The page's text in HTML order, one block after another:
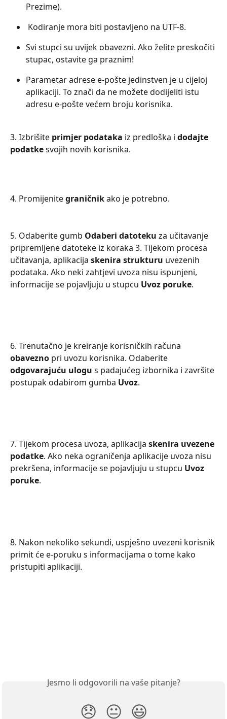
Prezime).
Kodiranje mora biti postavljeno na UTF-8.
Svi stupci su uvijek obavezni. Ako želite preskočiti
stupac, ostavite ga praznim!
Parametar adrese e-pošte jedinstven je u cijeloj
aplikaciji. To znači da ne možete dodijeliti istu
adresu e-pošte većem broju korisnika.
3. Izbrišite primjer podataka iz predloška i dodajte
podatke svojih novih korisnika.
4. Promijenite graničnik ako je potrebno.
5. Odaberite gumb Odaberi datoteku za učitavanje
pripremljene datoteke iz koraka 3. Tijekom procesa
učitavanja, aplikacija skenira strukturu uvezenih
podataka. Ako neki zahtjevi uvoza nisu ispunjeni,
informacije se pojavljuju u stupcu Uvoz poruke.
6. Trenutačno je kreiranje korisničkih računa
obavezno pri uvozu korisnika. Odaberite
odgovarajuću ulogu s padajućeg izbornika i završite
postupak odabirom gumba Uvoz.
7. Tijekom procesa uvoza, aplikacija skenira uvezene
podatke. Ako neka ograničenja aplikacije uvoza nisu
prekršena, informacije se pojavljuju u stupcu Uvoz
poruke.
8. Nakon nekoliko sekundi, uspješno uvezeni korisnik
primit će e-poruku s informacijama o tome kako
pristupiti aplikaciji.
Jesmo li odgovorili na vaše pitanje?
😞 😐 😃